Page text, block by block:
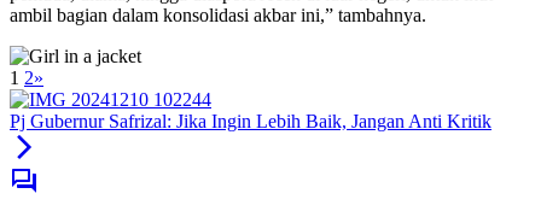
ambil bagian dalam konsolidasi akbar ini,” tambahnya.
1 2»
Pj Gubernur Safrizal: Jika Ingin Lebih Baik, Jangan Anti Kritik